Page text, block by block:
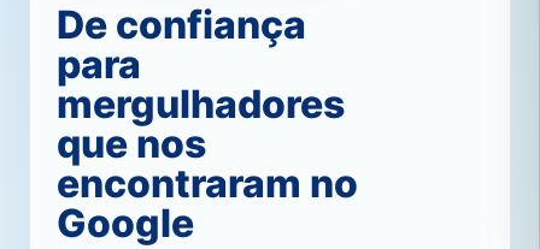
De confiança
para
mergulhadores
que nos
encontraram no
Google